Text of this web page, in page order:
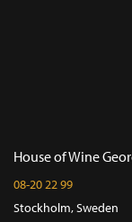
House of Wine
08-20 22 99
Stockholm, Sweden